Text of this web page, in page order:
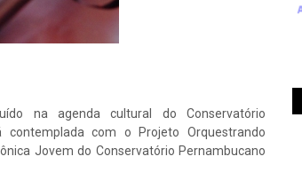
na agenda cultural do Conservatório
com o Projeto Orquestrando
Jovem do Conservatório Pernambucano